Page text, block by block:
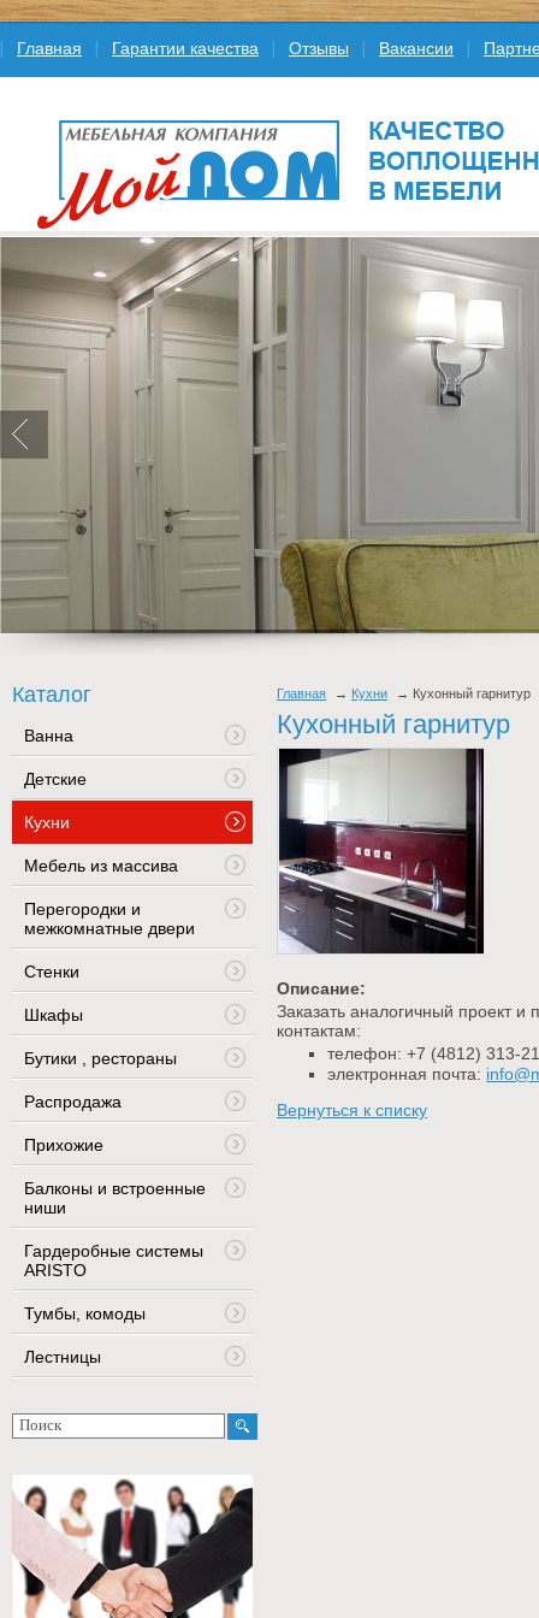
Главная Гарантии качества Отзывы Вакансии
Главная Кухни Кухонный гарнитур
Кухонный гарнитур
Описание:
Заказать аналогичный проект и
контактам:
телефон: +7 (4812) 313-
электронная почта:
Вернуться к списку
Каталог
Ванна
Детские
Кухни
Мебель из массива
Перегородки и
межкомнатные двери
Стенки
Шкафы
Бутики , рестораны
Распродажа
Прихожие
Балконы и встроенные
ниши
Гардеробные системы
ARISTO
Тумбы, комоды
Лестницы